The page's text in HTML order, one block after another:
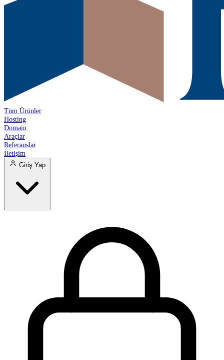
Tüm Ürünler
Hosting
Domain
Araçlar
Referanslar
İletişim
Giriş Yap